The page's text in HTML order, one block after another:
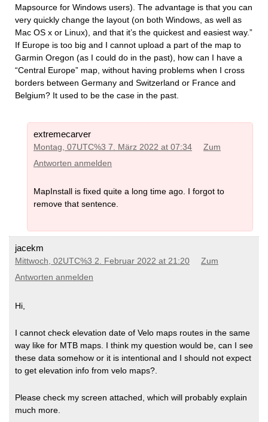
Mapsource for Windows users). The advantage is that you can
very quickly change the layout (on both Windows, as well as
Mac OS x or Linux), and that it’s the quickest and easiest way.”
If Europe is too big and I cannot upload a part of the map to
Garmin Oregon (as I could do in the past), how can I have a
“Central Europe” map, without having problems when I cross
borders between Germany and Switzerland or France and
Belgium? It used to be the case in the past.
extremecarver
Montag, 07UTC%3 7. März 2022 at 07:34
Zum
Antworten anmelden
MapInstall is fixed quite a long time ago. I forgot to
remove that sentence.
jacekm
Mittwoch, 02UTC%3 2. Februar 2022 at 21:20
Zum
Antworten anmelden
Hi,
I cannot check elevation date of Velo maps routes in the same
way like for MTB maps. I think my question would be, can I see
these data somehow or it is intentional and I should not expect
to get elevation info from velo maps?.
Please check my screen attached, which will probably explain
much more.